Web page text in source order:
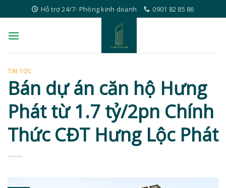
to
content
Hỗ trợ 24/7- Phòng kinh doanh 0901 82 85 86
TIN TỨC
Bán dự án căn hộ Hưng
Phát từ 1.7 tỷ/2pn Chính
Thức CĐT Hưng Lộc Phát